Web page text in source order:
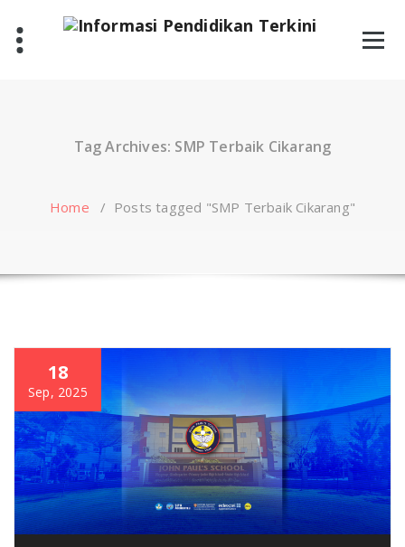
content
Tag Archives: SMP Terbaik Cikarang
Home / Posts tagged "SMP Terbaik Cikarang"
18
Sep, 2025